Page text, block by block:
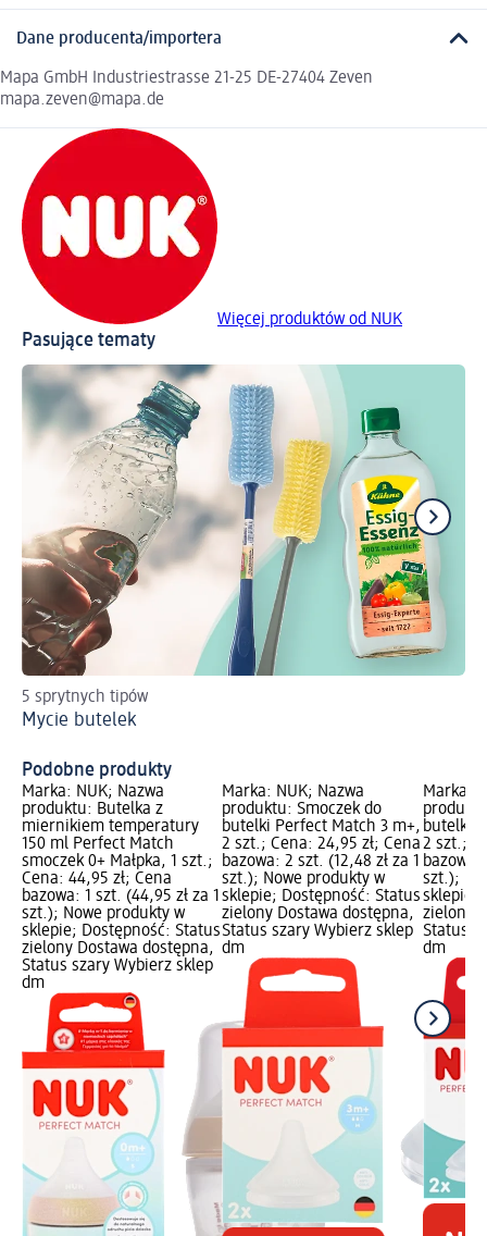
Dane producenta/importera
Mapa GmbH Industriestrasse 21-25 DE-27404 Zeven
mapa.zeven@mapa.de
Więcej produktów od NUK
Pasujące tematy
5 sprytnych tipów
Mycie butelek
Podobne produkty
Marka: NUK; Nazwa
produktu: Butelka z
miernikiem temperatury
150 ml Perfect Match
smoczek 0+ Małpka, 1 szt.;
Cena: 44,95 zł; Cena
bazowa: 1 szt. (44,95 zł za 1
szt.); Nowe produkty w
sklepie; Dostępność: Status
zielony Dostawa dostępna,
Status szary Wybierz sklep
dm
Marka: NUK; Nazwa
produktu: Smoczek do
butelki Perfect Match 3 m+,
2 szt.; Cena: 24,95 zł; Cena
bazowa: 2 szt. (12,48 zł za 1
szt.); Nowe produkty w
sklepie; Dostępność: Status
zielony Dostawa dostępna,
Status szary Wybierz sklep
dm
Marka:
butelki
2 szt.;
bazowa:
szt.);
sklepie;
zielony
Status
dm